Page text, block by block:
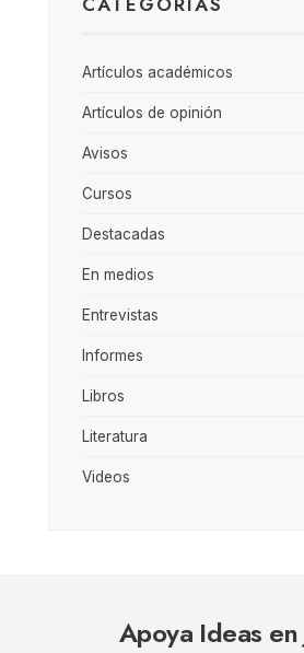
Artículos académicos
Artículos de opinión
Avisos
Cursos
Destacadas
En medios
Entrevistas
Informes
Libros
Literatura
Videos
Apoya Ideas en